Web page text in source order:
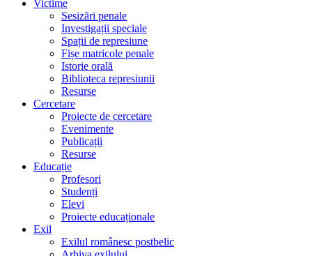
Victime
Sesizări penale
Investigații speciale
Spații de represiune
Fișe matricole penale
Istorie orală
Biblioteca represiunii
Resurse
Cercetare
Proiecte de cercetare
Evenimente
Publicații
Resurse
Educație
Profesori
Studenți
Elevi
Proiecte educaționale
Exil
Exilul românesc postbelic